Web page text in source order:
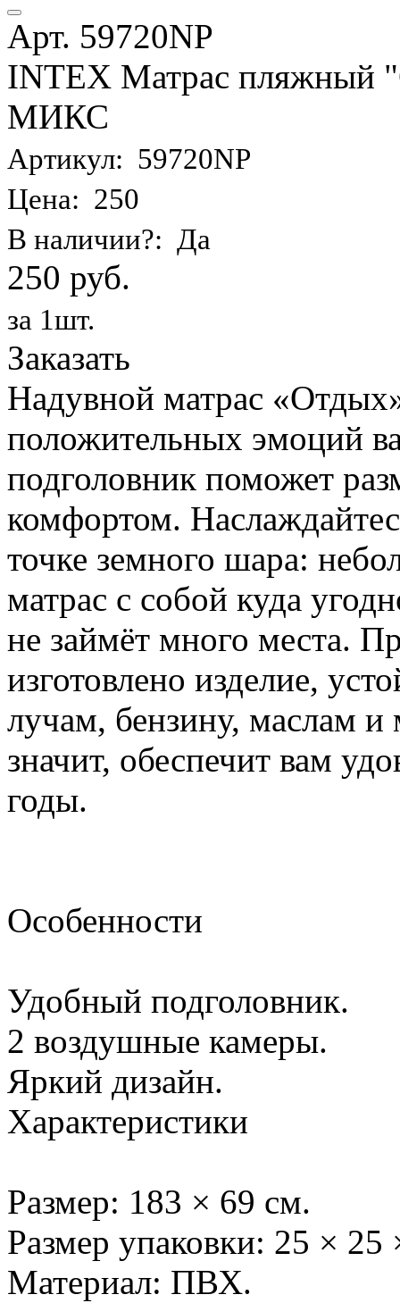
Арт. 59720NP
INTEX Матрас пляжный
МИКС
Артикул: 59720NP
Цена: 250
В наличии?: Да
250 руб.
за 1шт.
Заказать
Надувной матрас
положительных эмоций
подголовник поможет
комфортом.
точке земного шара:
матрас с собой куда
не займёт много места.
изготовлено изделие,
лучам, бензину, маслам
значит, обеспечит вам
годы.
Особенности
Удобный подголовник.
2 воздушные камеры.
Яркий дизайн.
Характеристики
Размер: 183 × 69 см.
Размер упаковки: 25 × 25
Материал: ПВХ.